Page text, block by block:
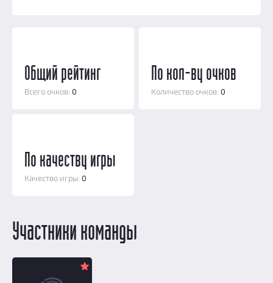
Общий рейтинг
Всего очков: 0
По кол-ву очков
Количество очков:0
По качеству игры
Качество игры: 0
Участники команды